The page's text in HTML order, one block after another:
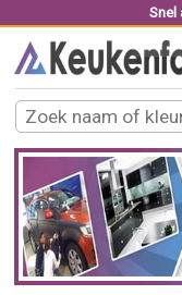
Snel